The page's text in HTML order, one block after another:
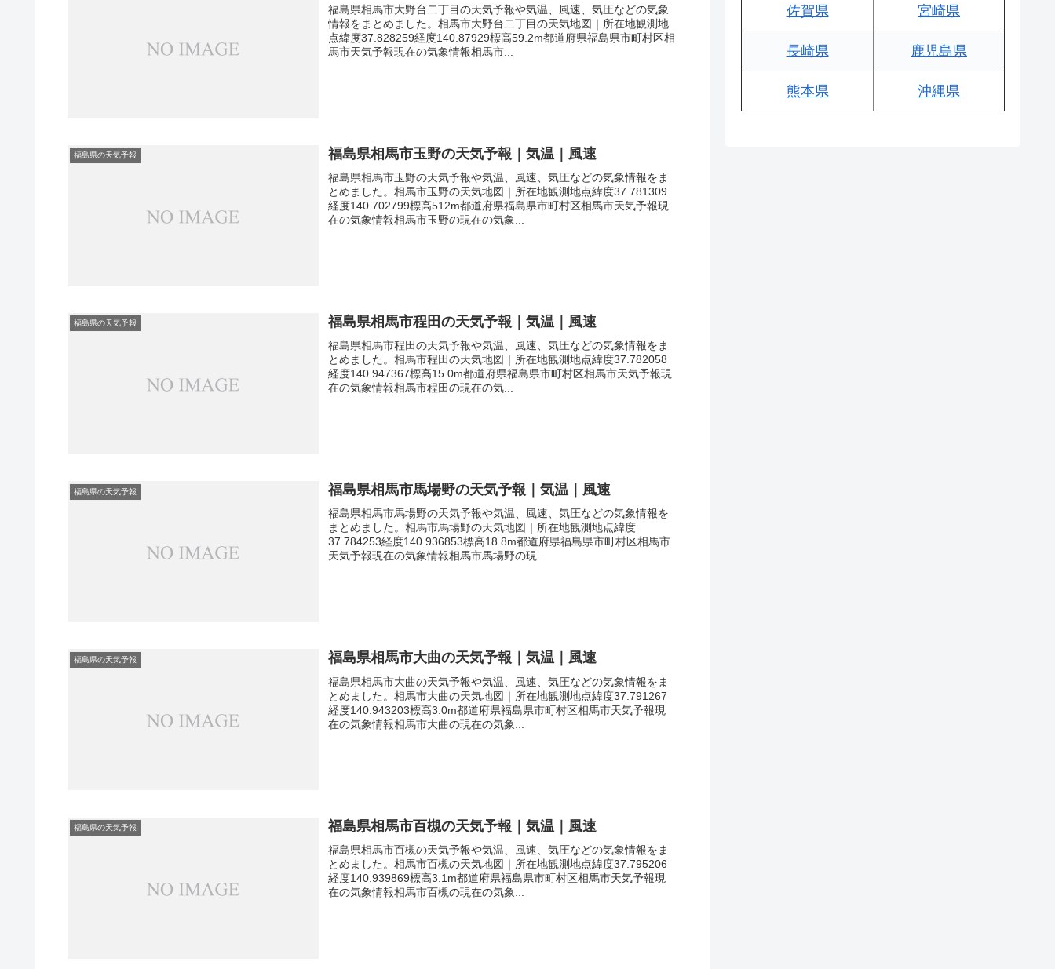
福島県相馬市大野台二丁目の天気予報や気温、風速、気圧などの気象
情報をまとめました。相馬市大野台二丁目の天気地図｜所在地観測地
点緯度37.828259経度140.87929標高59.2m都道府県福島県市町村区相
馬市天気予報現在の気象情報相馬市...
福島県の天気予報 福島県相馬市玉野の天気予報｜気温｜風速
福島県相馬市玉野の天気予報や気温、風速、気圧などの気象情報をま
とめました。相馬市玉野の天気地図｜所在地観測地点緯度37.781309
経度140.702799標高512m都道府県福島県市町村区相馬市天気予報現
在の気象情報相馬市玉野の現在の気象...
福島県の天気予報 福島県相馬市程田の天気予報｜気温｜風速
福島県相馬市程田の天気予報や気温、風速、気圧などの気象情報をま
とめました。相馬市程田の天気地図｜所在地観測地点緯度37.782058
経度140.947367標高15.0m都道府県福島県市町村区相馬市天気予報現
在の気象情報相馬市程田の現在の気...
福島県の天気予報 福島県相馬市馬場野の天気予報｜気温｜風速
福島県相馬市馬場野の天気予報や気温、風速、気圧などの気象情報を
まとめました。相馬市馬場野の天気地図｜所在地観測地点緯度
37.784253経度140.936853標高18.8m都道府県福島県市町村区相馬市
天気予報現在の気象情報相馬市馬場野の現...
福島県の天気予報 福島県相馬市大曲の天気予報｜気温｜風速
福島県相馬市大曲の天気予報や気温、風速、気圧などの気象情報をま
とめました。相馬市大曲の天気地図｜所在地観測地点緯度37.791267
経度140.943203標高3.0m都道府県福島県市町村区相馬市天気予報現
在の気象情報相馬市大曲の現在の気象...
福島県の天気予報 福島県相馬市百槻の天気予報｜気温｜風速
福島県相馬市百槻の天気予報や気温、風速、気圧などの気象情報をま
とめました。相馬市百槻の天気地図｜所在地観測地点緯度37.795206
経度140.939869標高3.1m都道府県福島県市町村区相馬市天気予報現
在の気象情報相馬市百槻の現在の気象...
佐賀県 宮崎県
長崎県 鹿児島県
熊本県 沖縄県